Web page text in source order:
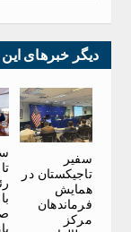
دیگر خبرهای
سفیر
تاجیکستان در
همایش
فرماندهان
مرکز